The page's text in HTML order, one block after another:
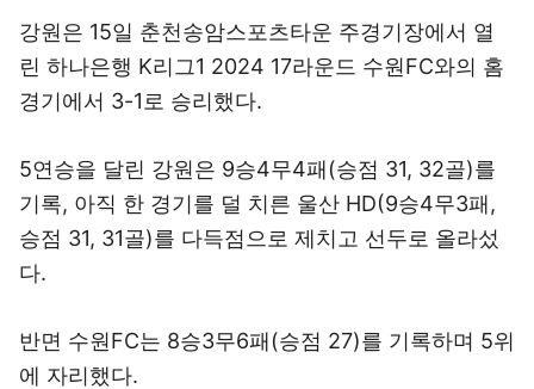
강원은 15일 춘천송암스포츠타운 주경기장에서 열
린 하나은행 K리그1 2024 17라운드 수원FC와의 홈
경기에서 3-1로 승리했다.
5연승을 달린 강원은 9승4무4패(승점 31, 32골)를
기록, 아직 한 경기를 덜 치른 울산 HD(9승4무3패,
승점 31, 31골)를 다득점으로 제치고 선두로 올라섰
다.
반면 수원FC는 8승3무6패(승점 27)를 기록하며 5위
에 자리했다.